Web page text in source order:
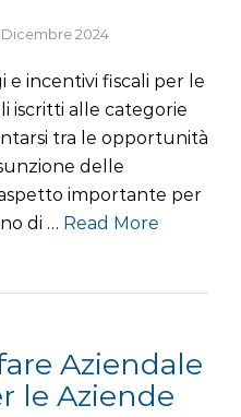
Dicembre 2024
incentivi fiscali per le
iscritti alle categorie
tra le opportunità
delle
importante per
di … Read More
Aziendale
le Aziende